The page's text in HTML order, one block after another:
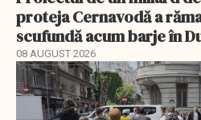
proteja Cernavodă a
scufundă acum barje în
08 AUGUST 2026